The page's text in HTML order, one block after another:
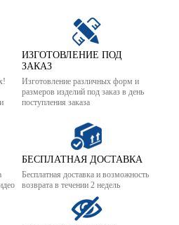
ИЗГОТОВЛЕНИЕ ПОД
ЗАКАЗ
Изготовление различных форм и
размеров изделий под заказ в день
поступления заказа
БЕСПЛАТНАЯ ДОСТАВКА
Бесплатная доставка и возможность
возврата в течении 2 недель